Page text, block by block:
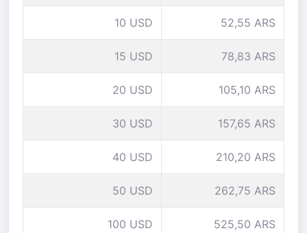
10 USD 52,55 ARS
15 USD 78,83 ARS
20 USD 105,10 ARS
30 USD 157,65 ARS
40 USD 210,20 ARS
50 USD 262,75 ARS
100 USD 525,50 ARS